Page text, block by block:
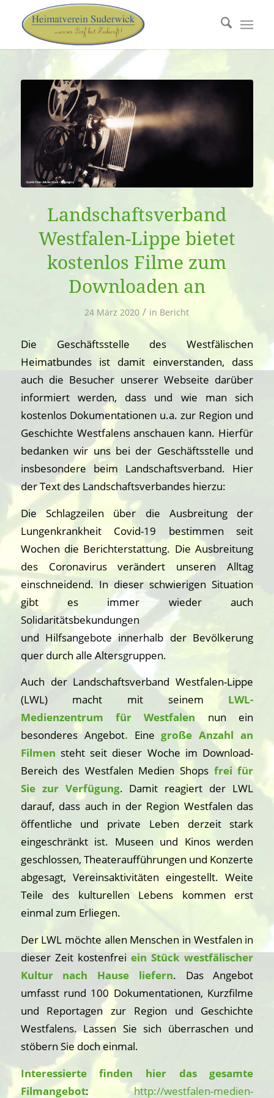
Landschaftsverband
Westfalen-Lippe bietet
kostenlos Filme zum
Downloaden an
24 März 2020 / in Bericht
Die Geschäftsstelle des Westfälischen
Heimatbundes ist damit einverstanden, dass
auch die Besucher unserer Webseite darüber
informiert werden, dass und wie man sich
kostenlos Dokumentationen u.a. zur Region und
Geschichte Westfalens anschauen kann. Hierfür
bedanken wir uns bei der Geschäftsstelle und
insbesondere beim Landschaftsverband. Hier
der Text des Landschaftsverbandes hierzu:
Die Schlagzeilen über die Ausbreitung der
Lungenkrankheit Covid-19 bestimmen seit
Wochen die Berichterstattung. Die Ausbreitung
des Coronavirus verändert unseren Alltag
einschneidend. In dieser schwierigen Situation
gibt es immer wieder auch
Solidaritätsbekundungen
und Hilfsangebote innerhalb der Bevölkerung
quer durch alle Altersgruppen.
Auch der Landschaftsverband Westfalen-Lippe
(LWL) macht mit seinem LWL-
Medienzentrum
für Westfalen nun ein
besonderes Angebot. Eine große Anzahl an
Filmen steht seit dieser Woche im Download-
Bereich des Westfalen Medien Shops frei für
Sie zur Verfügung. Damit reagiert der LWL
darauf, dass auch in der Region Westfalen das
öffentliche und private Leben derzeit stark
eingeschränkt ist. Museen und Kinos werden
geschlossen, Theateraufführungen und Konzerte
abgesagt, Vereinsaktivitäten eingestellt. Weite
Teile des kulturellen Lebens kommen erst
einmal zum Erliegen.
Der LWL möchte allen Menschen in Westfalen in
dieser Zeit kostenfreiein Stück westfälischer
Kultur nach Hause liefern. Das Angebot
umfasst rund 100 Dokumentationen, Kurzfilme
und Reportagen zur Region und Geschichte
Westfalens. Lassen Sie sich überraschen und
stöbern Sie doch einmal.
Interessierte finden hier das gesamte
Filmangebot:http://westfalen-medien-